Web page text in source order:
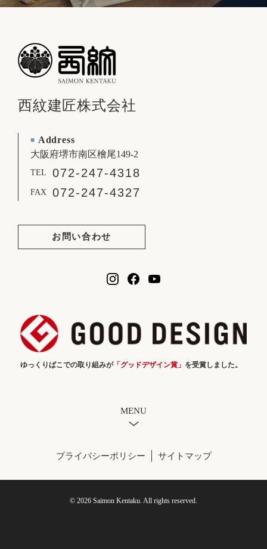
西紋建匠株式会社
■ Address
大阪府堺市南区檜尾149-2
TEL 072-247-4318
FAX 072-247-4327
お問い合わせ
ゆっくりばこでの取り組みが「グッドデザイン賞」 を受賞しました。
MENU
プライバシーポリシー サイトマップ
© 2026 Saimon Kentaku. All rights reserved.